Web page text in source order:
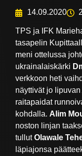
14.09.2020
TPS ja IFK
tasapelin
meni ottelussa
ukrainalaiskärki
verkkoon heti
näyttivät jo
raitapaidat
kohdalla. Alim
noston linjan
tullutOlawale
läpiajonsa